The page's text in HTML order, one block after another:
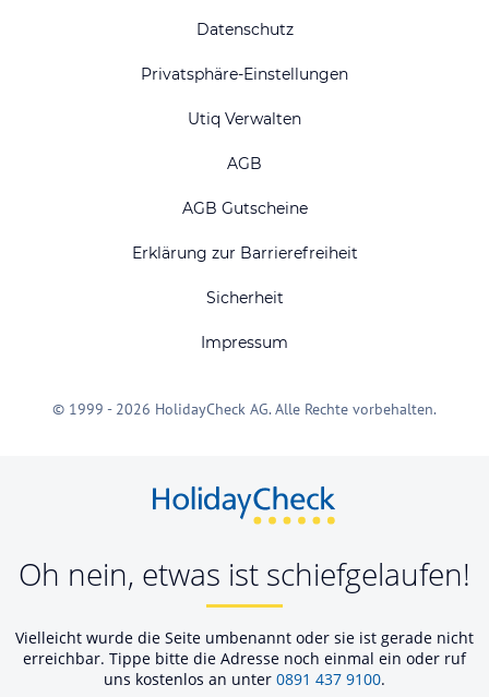
Datenschutz
Privatsphäre-Einstellungen
Utiq Verwalten
AGB
AGB Gutscheine
Erklärung zur Barrierefreiheit
Sicherheit
Impressum
© 1999 - 2026 HolidayCheck AG. Alle Rechte vorbehalten.
Oh nein, etwas ist schiefgelaufen!
Vielleicht wurde die Seite umbenannt oder sie ist gerade nicht
erreichbar. Tippe bitte die Adresse noch einmal ein oder ruf
uns kostenlos an unter 0891 437 9100.